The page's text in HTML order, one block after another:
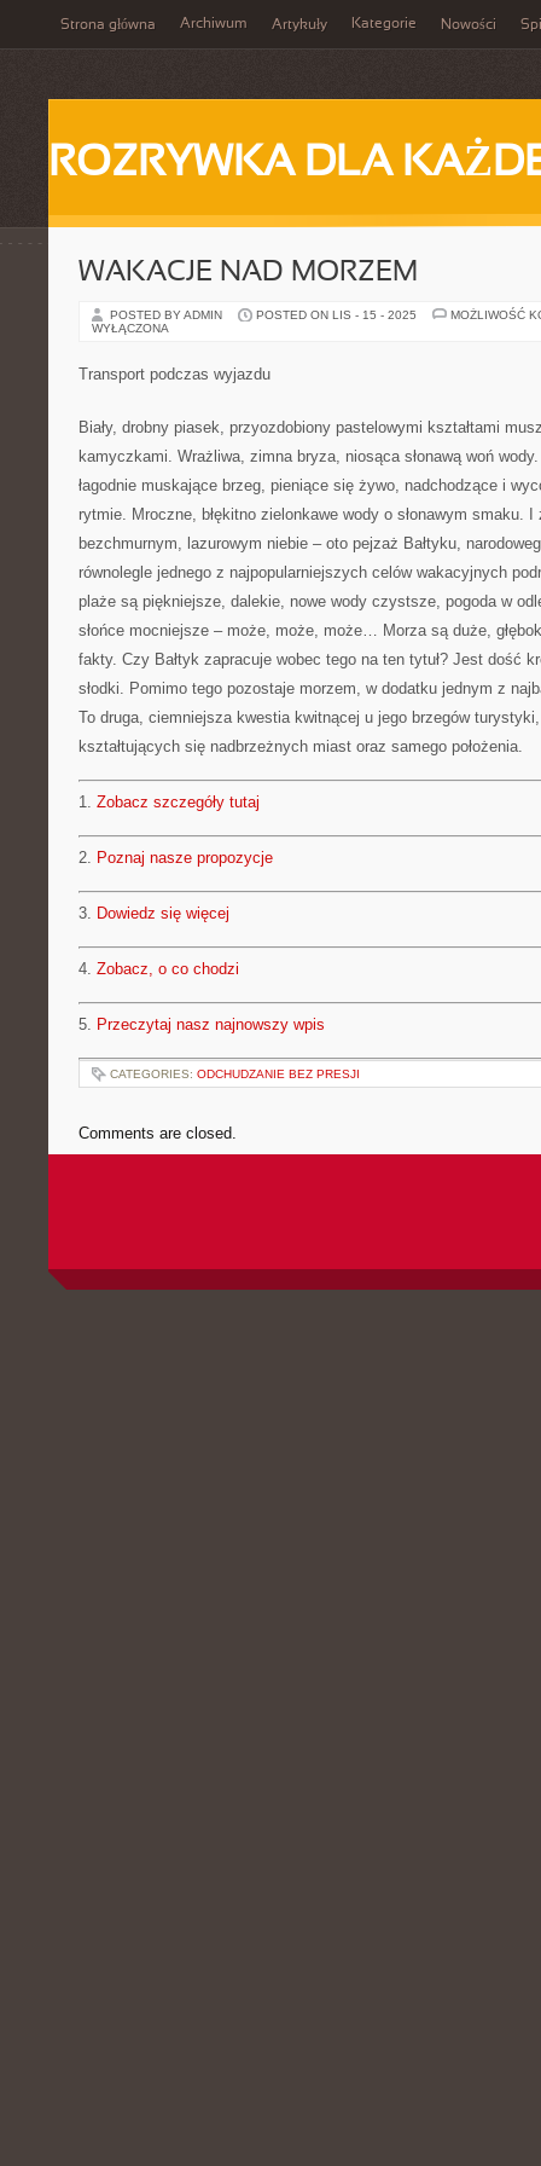
Strona główna Archiwum Artykuły Kategorie Nowości
ROZRYWKA DLA
WAKACJE NAD MORZEM
POSTED BY ADMIN POSTED ON LIS - 15 - 2025
MOŻLIWOŚĆ
WYŁĄCZONA
Transport podczas wyjazdu
Biały, drobny piasek, przyozdobiony pastelowymi kształtami
kamyczkami. Wrażliwa, zimna bryza, niosąca słonawą woń
łagodnie muskające brzeg, pieniące się żywo, nadchodzące i
rytmie. Mroczne, błękitno zielonkawe wody o słonawym smaku. I
bezchmurnym, lazurowym niebie – oto pejzaż Bałtyku,
równolegle jednego z najpopularniejszych celów wakacyjnych
plaże są piękniejsze, dalekie, nowe wody czystsze, pogoda w
słońce mocniejsze – może, może, może… Morza są duże,
fakty. Czy Bałtyk zapracuje wobec tego na ten tytuł? Jest dość
słodki. Pomimo tego pozostaje morzem, w dodatku jednym z
To druga, ciemniejsza kwestia kwitnącej u jego brzegów
kształtujących się nadbrzeżnych miast oraz samego położenia.
1. Zobacz szczegóły tutaj
2. Poznaj nasze propozycje
3. Dowiedz się więcej
4. Zobacz, o co chodzi
5. Przeczytaj nasz najnowszy wpis
CATEGORIES: ODCHUDZANIE BEZ PRESJI
Comments are closed.